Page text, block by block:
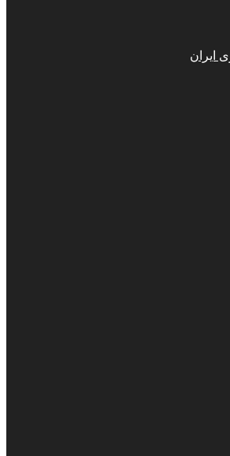
ایران